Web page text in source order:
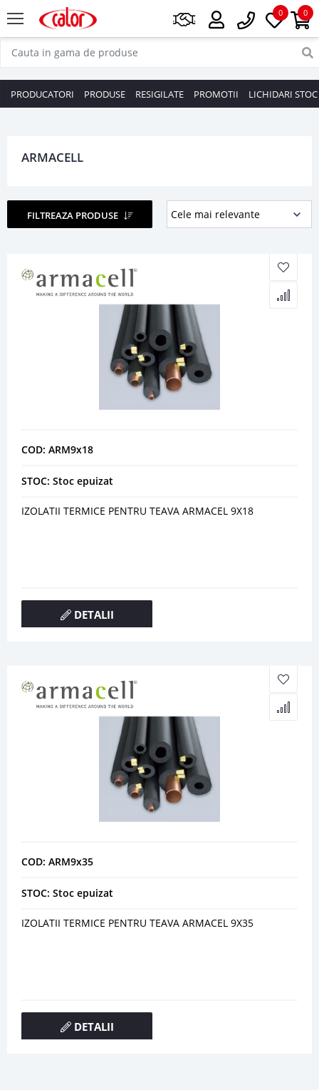
0
0
PRODUCATORI PRODUSE RESIGILATE PROMOTII LICHIDARI STOC
ARMACELL
FILTREAZA PRODUSE
COD: ARM9x18
STOC: Stoc epuizat
IZOLATII TERMICE PENTRU TEAVA ARMACEL 9X18
DETALII
COD: ARM9x35
STOC: Stoc epuizat
IZOLATII TERMICE PENTRU TEAVA ARMACEL 9X35
DETALII